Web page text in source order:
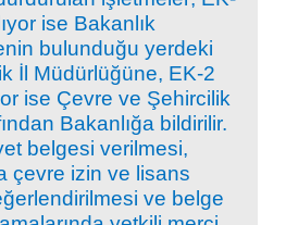
ise Bakanlık
bulunduğu yerdeki
İl Müdürlüğüne, EK-2
ise Çevre ve Şehircilik
Bakanlığa bildirilir.
belgesi verilmesi,
çevre izin ve lisans
ve belge